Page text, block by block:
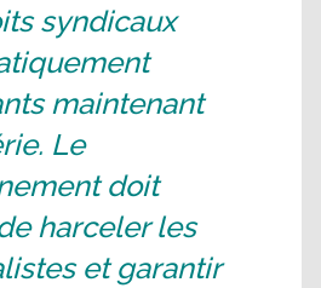
syndicaux
maintenant
Le
doit
harceler les
et garantir